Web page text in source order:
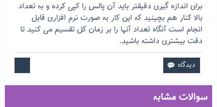
برای اندازه گیری دقیقتر باید آن پالس را کپی کرده و به تعداد
بالا کنار هم بچینید که این کار به صورت نرم افزاری قابل
انجام است آنگاه تعداد آنها را بر زمان کل تقسیم می کنید تا
دقت بیشتری داشته باشید.
سوالات مشابه